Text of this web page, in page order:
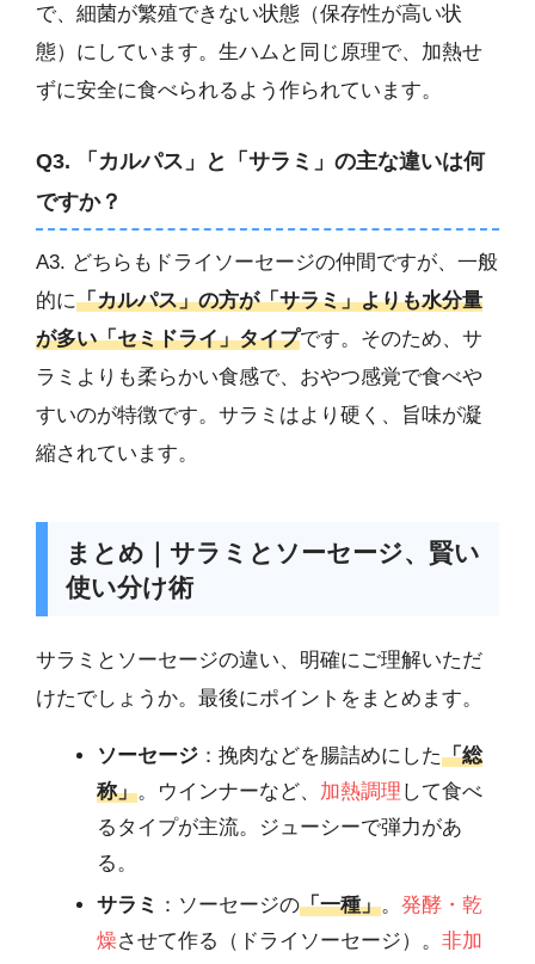
で、細菌が繁殖できない状態（保存性が高い状
態）にしています。生ハムと同じ原理で、加熱せ
ずに安全に食べられるよう作られています。
Q3. 「カルパス」と「サラミ」の主な違いは何
ですか？
A3. どちらもドライソーセージの仲間ですが、一般
的に「カルパス」の方が「サラミ」よりも水分量
が多い「セミドライ」タイプです。そのため、サ
ラミよりも柔らかい食感で、おやつ感覚で食べや
すいのが特徴です。サラミはより硬く、旨味が凝
縮されています。
まとめ｜サラミとソーセージ、賢い
使い分け術
サラミとソーセージの違い、明確にご理解いただ
けたでしょうか。最後にポイントをまとめます。
ソーセージ ：挽肉などを腸詰めにした「総
称」。ウインナーなど、 加熱調理 して食べ
るタイプが主流。ジューシーで弾力があ
る。
サラミ ：ソーセージの「一種」。 発酵・乾
燥させて作る（ドライソーセージ）。 非加